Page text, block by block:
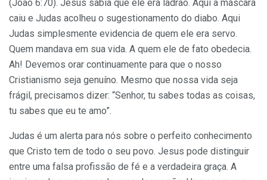
(João 6:70). Jesus sabia que ele era ladrão. Aqui a máscara
caiu e Judas acolheu o sugestionamento do diabo. Aqui
Judas simplesmente evidencia de quem ele era servo.
Quem mandava em sua vida. A quem ele de fato obedecia.
Ah! Devemos orar continuamente para que o nosso
Cristianismo seja genuíno. Mesmo que nossa vida seja
frágil, precisamos dizer: “Senhor, tu sabes todas as coisas,
tu sabes que eu te amo”.
Judas é um alerta para nós sobre o perfeito conhecimento
que Cristo tem de todo o seu povo. Jesus pode distinguir
entre uma falsa profissão de fé e a verdadeira graça. A